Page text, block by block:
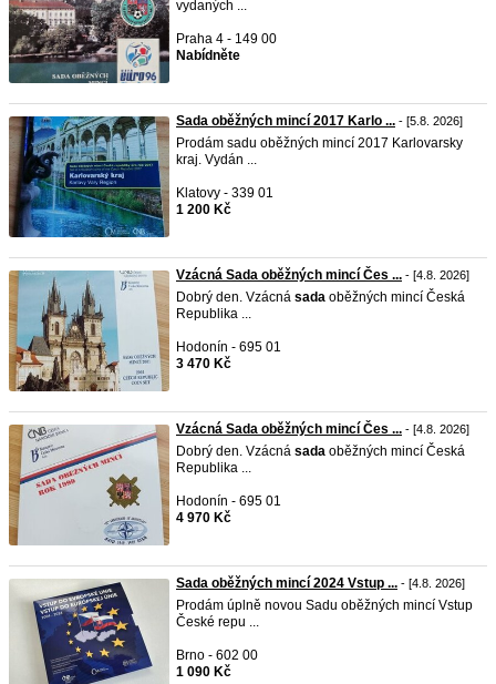
vydaných ...
Praha 4 - 149 00
Nabídněte
Sada oběžných mincí 2017 Karlo ... - [5.8. 2026]
Prodám sadu oběžných mincí 2017 Karlovarsky
kraj. Vydán ...
Klatovy - 339 01
1 200 Kč
Vzácná Sada oběžných mincí Čes ... - [4.8. 2026]
Dobrý den. Vzácná sada oběžných mincí Česká
Republika ...
Hodonín - 695 01
3 470 Kč
Vzácná Sada oběžných mincí Čes ... - [4.8. 2026]
Dobrý den. Vzácná sada oběžných mincí Česká
Republika ...
Hodonín - 695 01
4 970 Kč
Sada oběžných mincí 2024 Vstup ... - [4.8. 2026]
Prodám úplně novou Sadu oběžných mincí Vstup
České repu ...
Brno - 602 00
1 090 Kč